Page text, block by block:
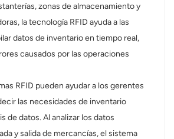
zonas de almacenamiento y
la tecnología RFID ayuda a las
datos de inventario en tiempo real,
causados ​​por las operaciones
RFID pueden ayudar a los gerentes
las necesidades de inventario
de datos. Al analizar los datos
y salida de mercancías, el sistema